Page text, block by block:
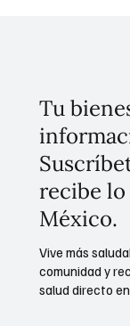
Tu
recibe
México.
Vive más
comunidad y
salud directo